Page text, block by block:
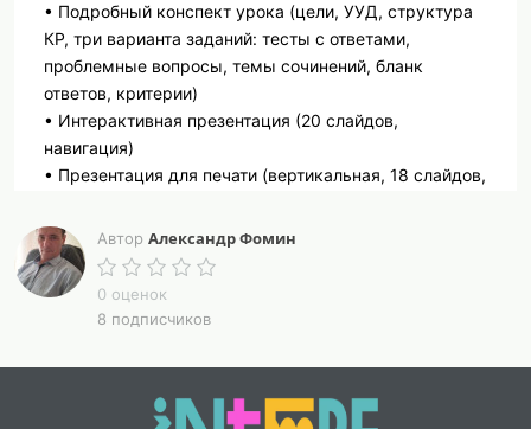
• Подробный конспект урока (цели, УУД, структура
КР, три варианта заданий: тесты с ответами,
проблемные вопросы, темы сочинений, бланк
ответов, критерии)
• Интерактивная презентация (20 слайдов,
навигация)
• Презентация для печати (вертикальная, 18 слайдов,
О чём урок:
Итоговая контрольная работа по литературе второй
половины XX века (проза, поэзия, драматургия).
сочинение-рассуждение. Три варианта (чередование
Автор Александр Фомин
0 оценок
8 подписчиков